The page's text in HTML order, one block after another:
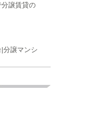
分譲賃貸の
分譲マンシ
建て（売
います！